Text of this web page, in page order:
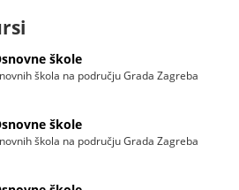
škole
škola na području Grada Zagreba
škole
škola na području Grada Zagreba